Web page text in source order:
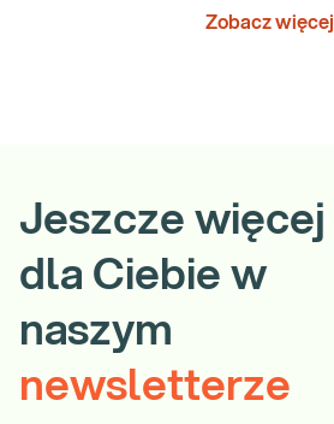
Zobacz więcej
Jeszcze więcej
dla Ciebie w
naszym
newsletterze